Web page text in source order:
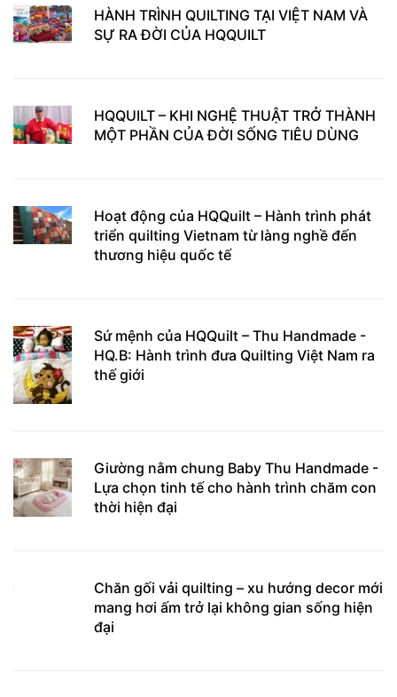
HÀNH TRÌNH QUILTING TẠI VIỆT NAM VÀ
SỰ RA ĐỜI CỦA HQQUILT
HQQUILT – KHI NGHỆ THUẬT TRỞ THÀNH
MỘT PHẦN CỦA ĐỜI SỐNG TIÊU DÙNG
Hoạt động của HQQuilt – Hành trình phát
triển quilting Vietnam từ làng nghề đến
thương hiệu quốc tế
Sứ mệnh của HQQuilt – Thu Handmade -
HQ.B: Hành trình đưa Quilting Việt Nam ra
thế giới
Giường nằm chung Baby Thu Handmade -
Lựa chọn tinh tế cho hành trình chăm con
thời hiện đại
Chăn gối vải quilting – xu hướng decor mới
mang hơi ấm trở lại không gian sống hiện
đại